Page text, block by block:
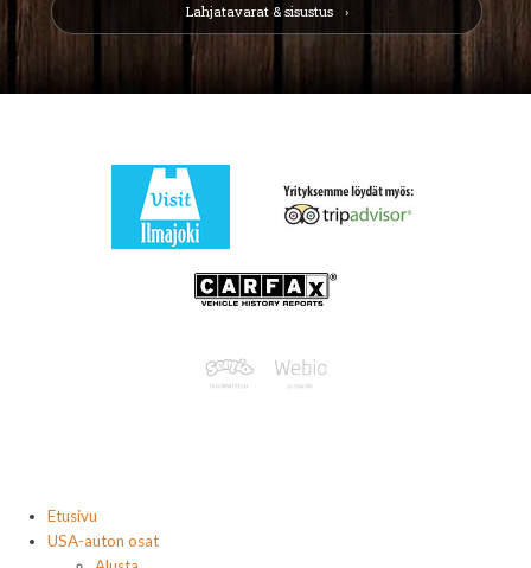
Lahjatavarat & sisustus
Etusivu
USA-auton osat